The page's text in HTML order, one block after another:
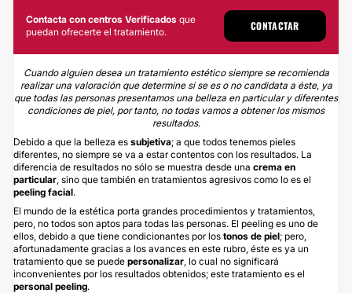
Contacta con centros Verificados que
puedan ofrecerte el tratamiento.
CONTACTAR
Cuando alguien desea un tratamiento estético siempre se recomienda
realizar una valoración que determine si se es o no candidata a éste, ya
que todas las personas presentamos una belleza en particular y diferentes
condiciones de piel, por tanto, no todas vamos a obtener los mismos
resultados.
Debido a que la belleza es subjetiva; a que todos tenemos pieles
diferentes, no siempre se va a estar contentos con los resultados. La
diferencia de resultados no sólo se muestra desde una crema en
particular , sino que también en tratamientos agresivos como lo es el
peeling facial.
El mundo de la estética porta grandes procedimientos y tratamientos,
pero, no todos son aptos para todas las personas. El peeling es uno de
ellos, debido a que tiene condicionantes por los tonos de piel; pero,
afortunadamente gracias a los avances en este rubro, éste es ya un
tratamiento que se puede personalizar , lo cual no significará
inconvenientes por los resultados obtenidos; este tratamiento es el
personal peeling.